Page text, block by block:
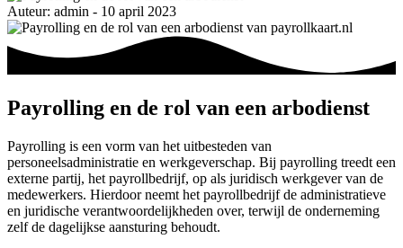
Auteur: admin - 10 april 2023
Payrolling en de rol van een arbodienst
Payrolling is een vorm van het uitbesteden van
personeelsadministratie en werkgeverschap. Bij payrolling treedt een
externe partij, het payrollbedrijf, op als juridisch werkgever van de
medewerkers. Hierdoor neemt het payrollbedrijf de administratieve
en juridische verantwoordelijkheden over, terwijl de onderneming
zelf de dagelijkse aansturing behoudt.